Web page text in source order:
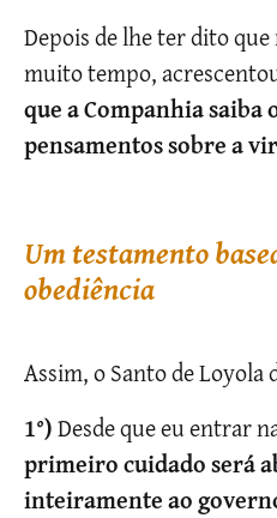
Depois de lhe ter dito
muito tempo,
que a Companhia saiba
pensamentos sobre a
Um testamento
obediência
Assim, o Santo de Loyola
1°)Desde que eu entrar
primeiro cuidado será
inteiramente ao